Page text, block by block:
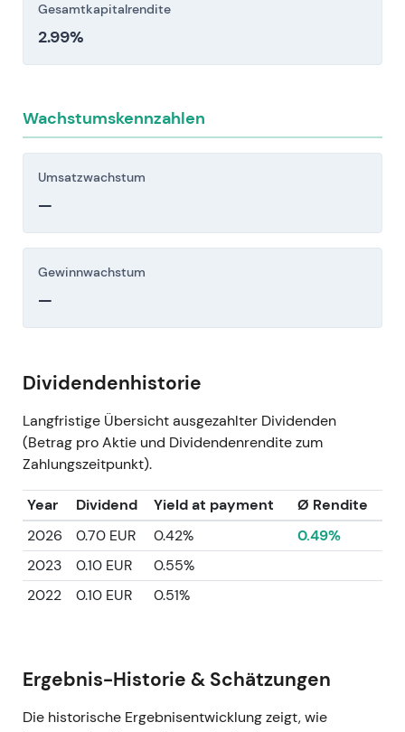
Gesamtkapitalrendite
2.99%
Wachstumskennzahlen
Umsatzwachstum
—
Gewinnwachstum
—
Dividendenhistorie
Langfristige Übersicht ausgezahlter Dividenden
(Betrag pro Aktie und Dividendenrendite zum
Zahlungszeitpunkt).
Year Dividend Yield at payment
Ø Rendite
2026
0.70 EUR 0.42%
0.49%
2023
0.10 EUR
0.55%
2022
0.10 EUR 0.51%
Ergebnis-Historie & Schätzungen
Die historische Ergebnisentwicklung zeigt, wie